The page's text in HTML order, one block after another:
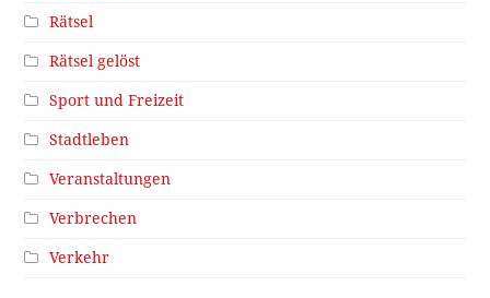
Rätsel
Rätsel gelöst
Sport und Freizeit
Stadtleben
Veranstaltungen
Verbrechen
Verkehr